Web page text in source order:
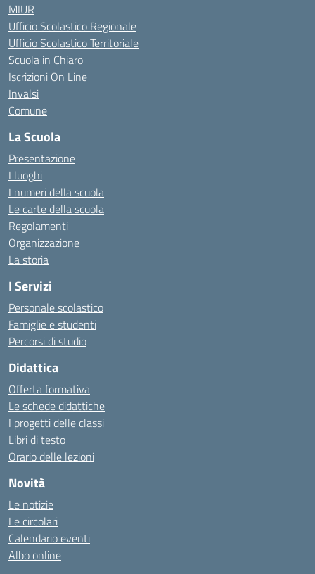
MIUR
Ufficio Scolastico Regionale
Ufficio Scolastico Territoriale
Scuola in Chiaro
Iscrizioni On Line
Invalsi
Comune
La Scuola
Presentazione
I luoghi
I numeri della scuola
Le carte della scuola
Regolamenti
Organizzazione
La storia
I Servizi
Personale scolastico
Famiglie e studenti
Percorsi di studio
Didattica
Offerta formativa
Le schede didattiche
I progetti delle classi
Libri di testo
Orario delle lezioni
Novità
Le notizie
Le circolari
Calendario eventi
Albo online